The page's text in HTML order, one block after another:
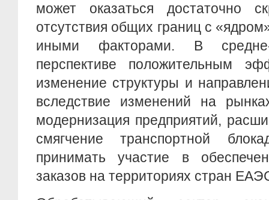
может оказаться достаточно
отсутствия общих границ с
иными факторами. В
перспективе положительным
изменение структуры и
вследствие изменений на
модернизация предприятий,
смягчение транспортной
принимать участие в
заказов на территориях стран